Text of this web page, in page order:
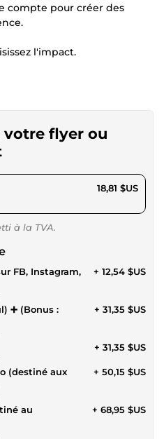
compte pour créer des
l'impact.
votre flyer ou
$US 18,81 $US
à la TVA.
FB, Instagram,
+ 12,54 $US
➕ (Bonus :
+ 31,35 $US
+ 31,35 $US
(destiné aux
+ 50,15 $US
au
+ 68,95 $US